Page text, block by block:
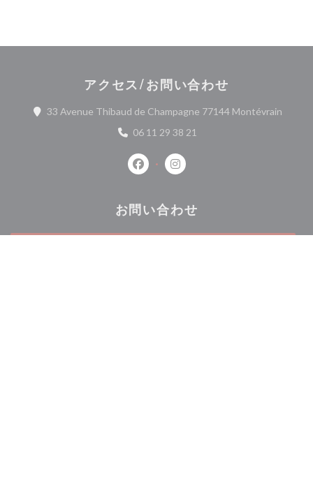
アクセス/お問い合わせ
33 Avenue Thibaud de Champagne 77144 Montévrain
06 11 29 38 21
Facebook ((新しいウィンドウで開
Instagram ((新しいウィン
お問い合わせ